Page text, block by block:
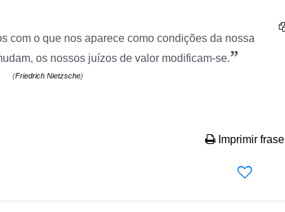
com o que nos aparece como condições da nossa
os nossos juízos de valor modificam-se.”
(Friedrich Nietzsche)
Imprimir frase